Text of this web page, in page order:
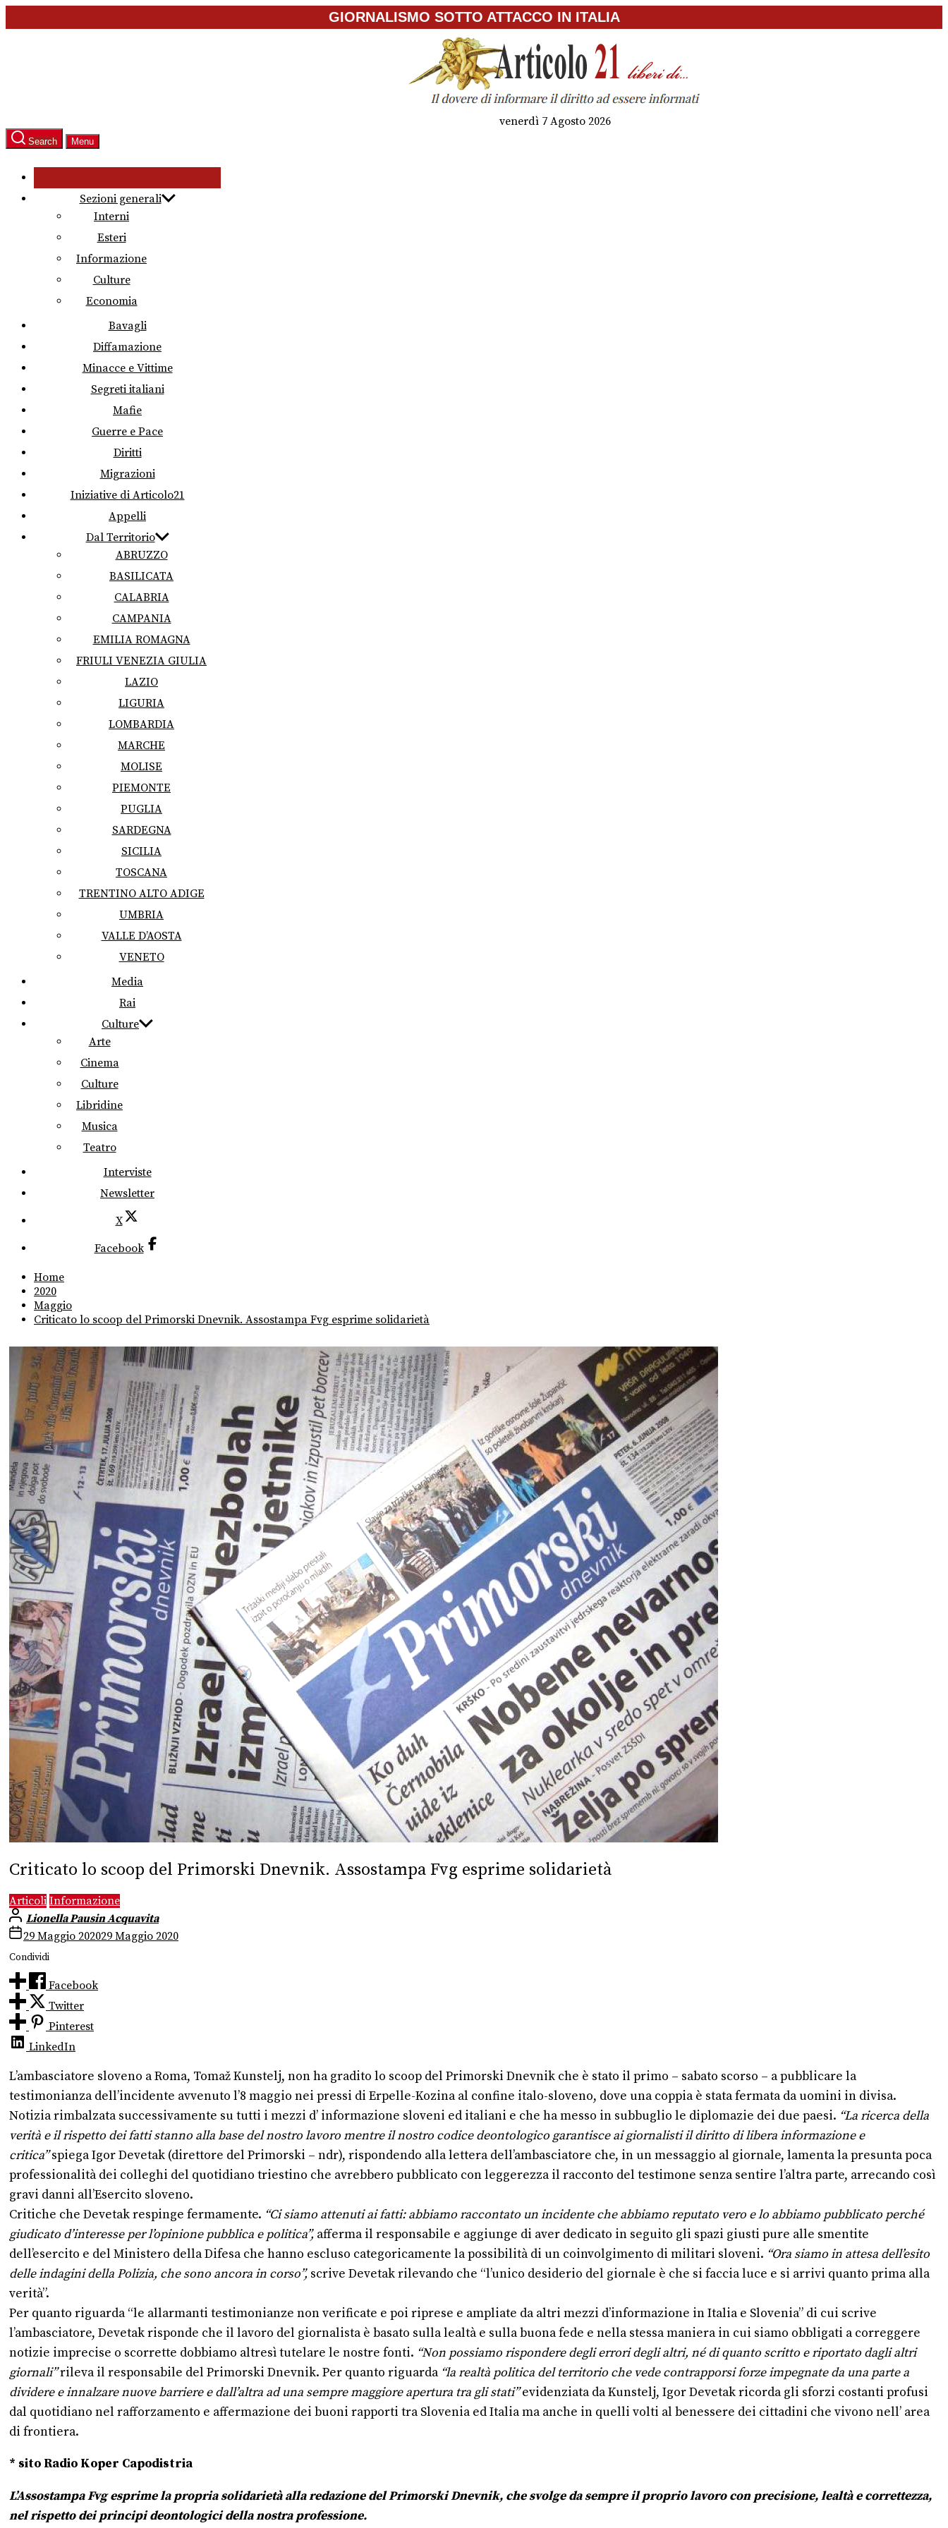
to
GIORNALISMO SOTTO ATTACCO IN ITALIA
venerdì 7 Agosto 2026
Search Menu
Sezioni generali
Interni
Esteri
Informazione
Culture
Economia
Bavagli
Diffamazione
Minacce e Vittime
Segreti italiani
Mafie
Guerre e Pace
Diritti
Migrazioni
Iniziative di Articolo21
Appelli
Dal Territorio
ABRUZZO
BASILICATA
CALABRIA
CAMPANIA
EMILIA ROMAGNA
FRIULI VENEZIA GIULIA
LAZIO
LIGURIA
LOMBARDIA
MARCHE
MOLISE
PIEMONTE
PUGLIA
SARDEGNA
SICILIA
TOSCANA
TRENTINO ALTO ADIGE
UMBRIA
VALLE D’AOSTA
VENETO
Media
Rai
Culture
Arte
Cinema
Culture
Libridine
Musica
Teatro
Interviste
Newsletter
X
Facebook
Home
2020
Maggio
Criticato lo scoop del Primorski Dnevnik. Assostampa Fvg esprime solidarietà
Criticato lo scoop del Primorski Dnevnik. Assostampa Fvg esprime solidarietà
Articoli Informazione
Lionella Pausin Acquavita
29 Maggio 202029 Maggio 2020
Condividi
Facebook
Twitter
Pinterest
LinkedIn
L’ambasciatore sloveno a Roma, Tomaž Kunstelj, non ha gradito lo scoop del Primorski Dnevnik che è stato il primo – sabato scorso – a pubblicare la
testimonianza dell’incidente avvenuto l’8 maggio nei pressi di Erpelle-Kozina al confine italo-sloveno, dove una coppia è stata fermata da uomini in divisa.
Notizia rimbalzata successivamente su tutti i mezzi d’ informazione sloveni ed italiani e che ha messo in subbuglio le diplomazie dei due paesi. “La ricerca della
verità e il rispetto dei fatti stanno alla base del nostro lavoro mentre il nostro codice deontologico garantisce ai giornalisti il diritto di libera informazione e
critica” spiega Igor Devetak (direttore del Primorski – ndr), rispondendo alla lettera dell’ambasciatore che, in un messaggio al giornale, lamenta la presunta poca
professionalità dei colleghi del quotidiano triestino che avrebbero pubblicato con leggerezza il racconto del testimone senza sentire l’altra parte, arrecando così
gravi danni all’Esercito sloveno.
Critiche che Devetak respinge fermamente. “Ci siamo attenuti ai fatti: abbiamo raccontato un incidente che abbiamo reputato vero e lo abbiamo pubblicato perché
giudicato d’interesse per l’opinione pubblica e politica”, afferma il responsabile e aggiunge di aver dedicato in seguito gli spazi giusti pure alle smentite
dell’esercito e del Ministero della Difesa che hanno escluso categoricamente la possibilità di un coinvolgimento di militari sloveni. “Ora siamo in attesa dell’esito
delle indagini della Polizia, che sono ancora in corso”, scrive Devetak rilevando che “l’unico desiderio del giornale è che si faccia luce e si arrivi quanto prima alla
verità”.
Per quanto riguarda “le allarmanti testimonianze non verificate e poi riprese e ampliate da altri mezzi d’informazione in Italia e Slovenia” di cui scrive
l’ambasciatore, Devetak risponde che il lavoro del giornalista è basato sulla lealtà e sulla buona fede e nella stessa maniera in cui siamo obbligati a correggere
notizie imprecise o scorrette dobbiamo altresì tutelare le nostre fonti. “Non possiamo rispondere degli errori degli altri, né di quanto scritto e riportato dagli altri
giornali”rileva il responsabile del Primorski Dnevnik. Per quanto riguarda “la realtà politica del territorio che vede contrapporsi forze impegnate da una parte a
dividere e innalzare nuove barriere e dall’altra ad una sempre maggiore apertura tra gli stati” evidenziata da Kunstelj, Igor Devetak ricorda gli sforzi costanti profusi
dal quotidiano nel rafforzamento e affermazione dei buoni rapporti tra Slovenia ed Italia ma anche in quelli volti al benessere dei cittadini che vivono nell’ area
di frontiera.
* sito Radio Koper Capodistria
L’Assostampa Fvg esprime la propria solidarietà alla redazione del Primorski Dnevnik, che svolge da sempre il proprio lavoro con precisione, lealtà e correttezza,
nel rispetto dei principi deontologici della nostra professione.